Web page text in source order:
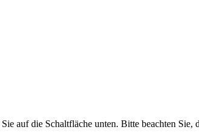
auf die Schaltfläche unten. Bitte beachten Sie,